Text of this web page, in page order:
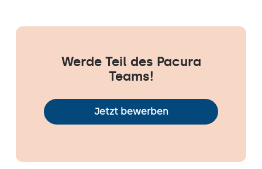
Werde Teil des Pacura
Teams!
Jetzt bewerben